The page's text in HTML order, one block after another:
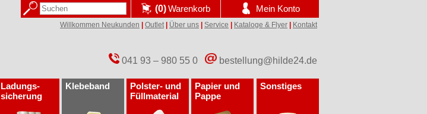
Willkommen Neukunden Outlet Über uns Service Kataloge & Flyer Kontakt
041 93 – 980 55 0 bestellung@hilde24.de
(0)Warenkorb Mein Konto
Ladungs­
sicherung
Klebeband
Polster- und
Füllmaterial
Papier und
Pappe
Sonstiges